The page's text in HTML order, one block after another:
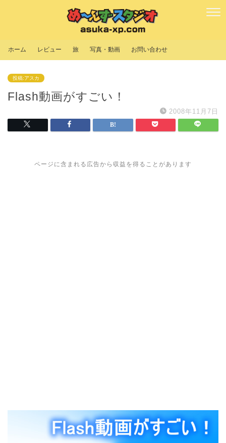
ホーム レビュー 旅 写真・動画 お問い合わせ
投稿:アスカ
Flash動画がすごい！
2008年11月7日
ページに含まれる広告から収益を得ることがあります